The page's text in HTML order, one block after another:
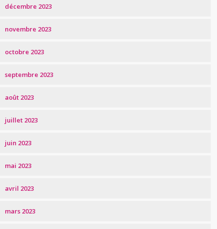
décembre 2023
novembre 2023
octobre 2023
septembre 2023
août 2023
juillet 2023
juin 2023
mai 2023
avril 2023
mars 2023